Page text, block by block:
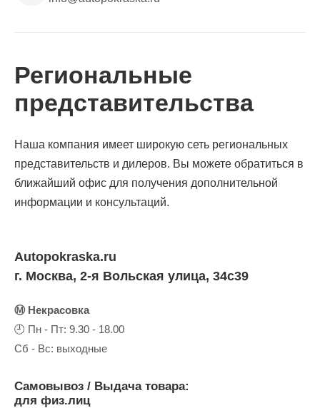
Региональные
представительства
Наша компания имеет широкую сеть региональных
представительств и дилеров. Вы можете обратиться в
ближайший офис для получения дополнительной
информации и консультаций.
Autopokraska.ru
г. Москва, 2-я Вольская улица, 34с39
Ⓜ Некрасовка
🕘 Пн - Пт: 9.30 - 18.00
Сб - Вс: выходные
Самовывоз / Выдача товара:
для физ.лиц